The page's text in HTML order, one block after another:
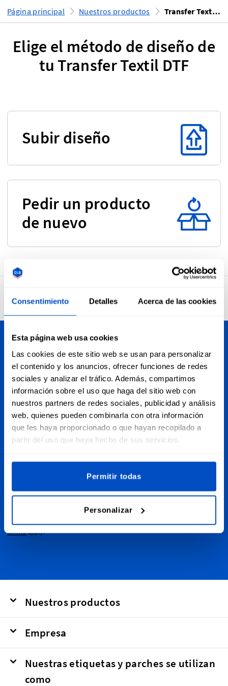
Consentimiento Detalles Acerca de las cookies
Esta página web usa cookies
Las cookies de este sitio web se usan para personalizar
el contenido y los anuncios, ofrecer funciones de redes
sociales y analizar el tráfico. Además, compartimos
información sobre el uso que haga del sitio web con
nuestros partners de redes sociales, publicidad y análisis
web, quienes pueden combinarla con otra información
que les haya proporcionado o que hayan recopilado a
partir del uso que haya hecho de sus servicios.
Permitir todas
Personalizar
Página principal Nuestros productos Transfer Textil DTF
Elige el método de diseño de
tu Transfer Textil DTF
Subir diseño
Pedir un producto
de nuevo
4,7 32.734 opiniones
Personalice sus creaciones
Dutch Label Shop realiza envíos a toda España, desde
Madrid hasta Barcelona, Sevilla, Valencia, Islas Canarias,
Baleares y cualquier otra zona de la península. De hecho,
¡realizamos envíos a cualquier parte del mundo!
Subscribirse a la newsletter
Suscríbase a nuestro boletín de noticias y correos
electrónicos con descuentos y marketing.
Dirección de email
Enviar
This form is protected by reCAPTCHA - theGoogle Privacy PolicyandTerms of
Serviceapply.
Nuestros productos
Empresa
Nuestras etiquetas y parches se utilizan
como